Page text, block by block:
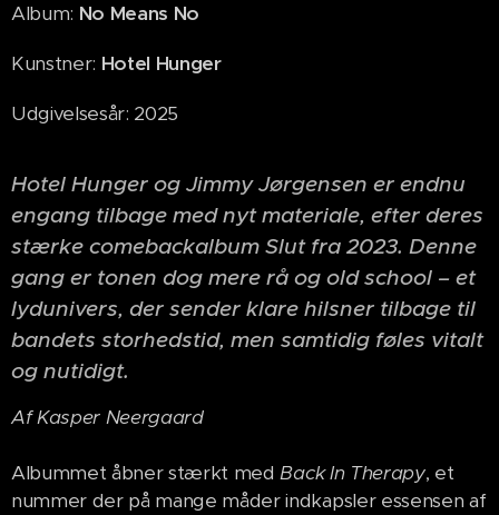
Album: No Means No
Kunstner: Hotel Hunger
Udgivelsesår: 2025
Hotel Hunger og Jimmy Jørgensen er endnu
engang tilbage med nyt materiale, efter deres
stærke comebackalbum Slut fra 2023. Denne
gang er tonen dog mere rå og old school – et
lydunivers, der sender klare hilsner tilbage til
bandets storhedstid, men samtidig føles vitalt
og nutidigt.
Af Kasper Neergaard
Albummet åbner stærkt medBack In Therapy, et
nummer der på mange måder indkapsler essensen af